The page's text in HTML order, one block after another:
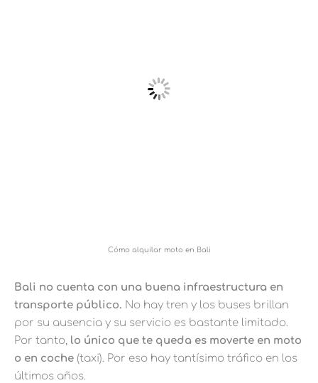
Cómo alquilar moto en Bali
Bali no cuenta con una buena infraestructura en
transporte público. No hay tren y los buses brillan
por su ausencia y su servicio es bastante limitado.
Por tanto, lo único que te queda es moverte en moto
o en coche (taxi). Por eso hay tantísimo tráfico en los
últimos años.